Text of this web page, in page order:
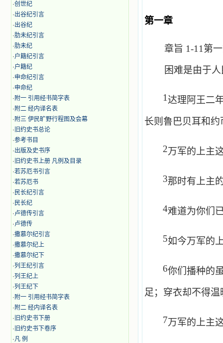
·创世纪
·出谷纪引言
·出谷纪
·肋未纪引言
·肋未纪
·户籍纪引言
·户籍纪
·申命纪引言
·申命纪
· 附一 引用经书简字表
· 附二 经内译名表
· 附三 伊民旷野行程图及会幕
· 旧约史书总论
·参考书目
·出版及史书序
· 旧约史书上册 凡例及目录
·若苏厄书引言
·若苏厄书
· 民长纪引言
· 民长纪
·卢德传引言
·卢德传
·撒慕尔纪引言
·撒慕尔纪上
·撒慕尔纪下
·列王纪引言
·列王纪上
·列王纪下
· 附一 引用经书简字表
· 附二 经内译名表
· 旧约史书下册
· 旧约史书下卷序
·凡 例
第一章
章旨 1-11 第
困难是由于
1 达理阿王二
长则鲁巴贝耳和
2万军的上主
3那时有上主
4难道为你们
5如今万军的
6你们播种的
足；穿衣却不得
7万军的上主